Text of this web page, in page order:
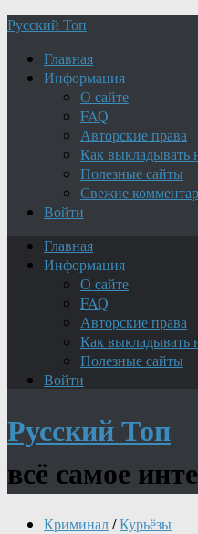
Русский Топ
Главная
Информация
О сайте
FAQ
Авторские права
Как выкладывать
Полезные сайты
Свежие
Войти
Главная
Информация
О сайте
FAQ
Авторские права
Как выкладывать
Полезные сайты
Войти
Русский Топ
всё самое
Криминал/Курьёзы